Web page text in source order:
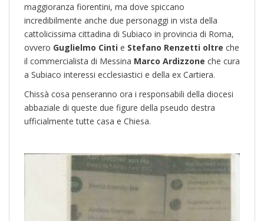
maggioranza fiorentini, ma dove spiccano
incredibilmente anche due personaggi in vista della
cattolicissima cittadina di Subiaco in provincia di Roma,
ovvero Guglielmo Cinti e Stefano Renzetti oltre che
il commercialista di Messina Marco Ardizzone che cura
a Subiaco interessi ecclesiastici e della ex Cartiera.
Chissà cosa penseranno ora i responsabili della diocesi
abbaziale di queste due figure della pseudo destra
ufficialmente tutte casa e Chiesa.